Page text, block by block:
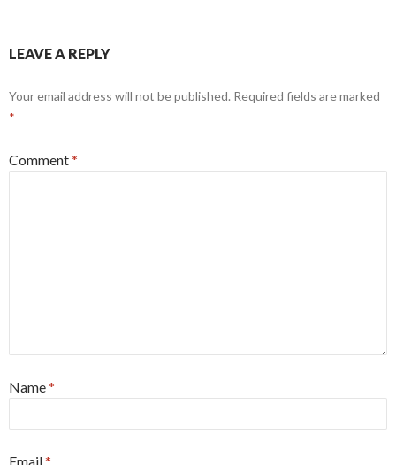
LEAVE A REPLY
Your email address will not be published. Required fields are marked
*
Comment*
Name*
Email*